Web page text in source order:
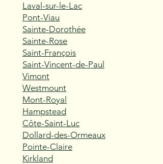
Laval-sur-le-Lac
Pont-Viau
Sainte-Dorothée
Sainte-Rose
Saint-François
Saint-Vincent-de-Paul
Vimont
Westmount
Mont-Royal
Hampstead
Côte-Saint-Luc
Dollard-des-Ormeaux
Pointe-Claire
Kirkland